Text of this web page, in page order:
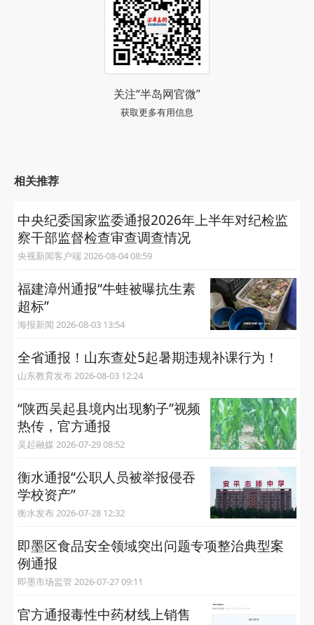
关注“半岛网官微”
获取更多有用信息
相关推荐
中央纪委国家监委通报2026年上半年对纪检监
察干部监督检查审查调查情况
央视新闻客户端 2026-08-04 08:59
福建漳州通报“牛蛙被曝抗生素
超标”
海报新闻 2026-08-03 13:54
全省通报！山东查处5起暑期违规补课行为！
山东教育发布 2026-08-03 12:24
“陕西吴起县境内出现豹子”视频
热传，官方通报
吴起融媒 2026-07-29 08:52
衡水通报“公职人员被举报侵吞
学校资产”
衡水发布 2026-07-28 12:32
即墨区食品安全领域突出问题专项整治典型案
例通报
即墨市场监管 2026-07-27 09:11
官方通报毒性中药材线上销售